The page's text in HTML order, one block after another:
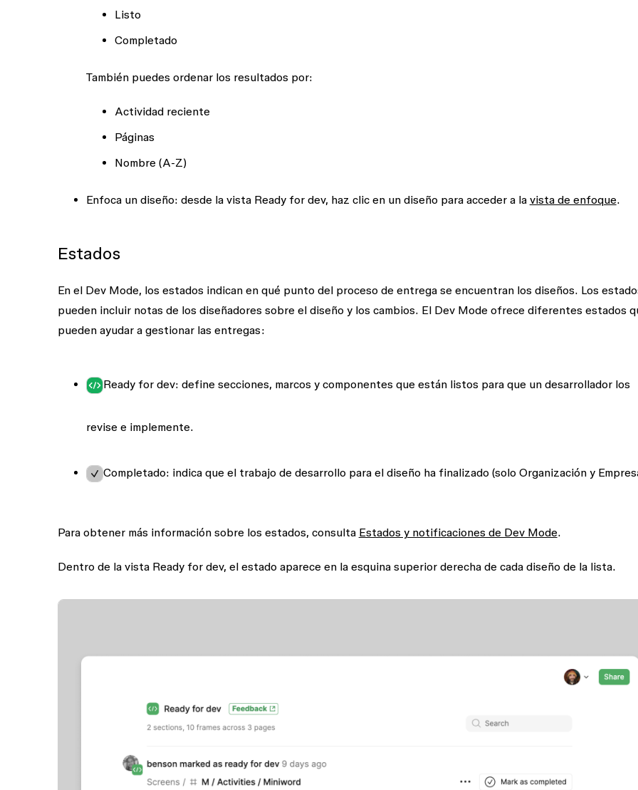
Listo
Completado
También puedes ordenar los resultados por:
Actividad reciente
Páginas
Nombre (A-Z)
Enfoca un diseño: desde la vista Ready for dev, haz clic en un diseño para acceder a la vista de enfoque.
Estados
En el Dev Mode, los estados indican en qué punto del proceso de entrega se encuentran los diseños. Los
pueden incluir notas de los diseñadores sobre el diseño y los cambios. El Dev Mode ofrece diferentes estados
pueden ayudar a gestionar las entregas:
Ready for dev: define secciones, marcos y componentes que están listos para que un desarrollador los
revise e implemente.
Completado: indica que el trabajo de desarrollo para el diseño ha finalizado (solo Organización y
Para obtener más información sobre los estados, consulta Estados y notificaciones de Dev Mode.
Dentro de la vista Ready for dev, el estado aparece en la esquina superior derecha de cada diseño de la lista.